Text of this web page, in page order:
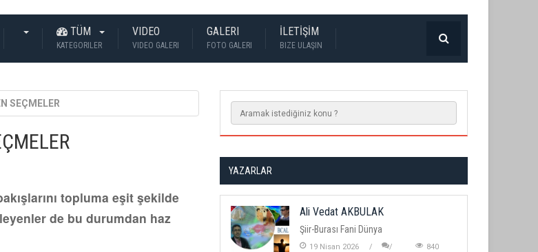
TÜM
KATEGORILER
VIDEO
VIDEO GALERI
GALERI
FOTO GALERI
İLETİŞİM
BIZE ULAŞIN
SEÇMELER
topluma eşit şekilde
de bu durumdan haz
YAZARLAR
Ali Vedat AKBULAK
Şiir-Burası Fani Dünya
19 Nisan 2026 840